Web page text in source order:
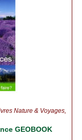
Nature & Voyages,
GEOBOOK